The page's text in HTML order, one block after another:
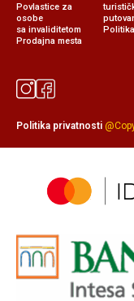
Povlastice za
osobe
sa invaliditetom
Prodajna mesta
Politika privatnosti